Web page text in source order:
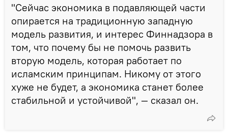
"Сейчас экономика в подавляющей части
опирается на традиционную западную
модель развития, и интерес Финнадзора в
том, что почему бы не помочь развить
вторую модель, которая работает по
исламским принципам. Никому от этого
хуже не будет, а экономика станет более
стабильной и устойчивой", — сказал он.